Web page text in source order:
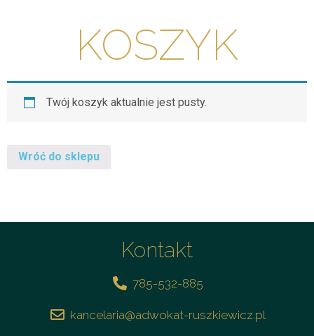
KOSZYK
Twój koszyk aktualnie jest pusty.
Wróć do sklepu
Kontakt
785-532-885
kancelaria@adwokat-ruszkiewicz.pl